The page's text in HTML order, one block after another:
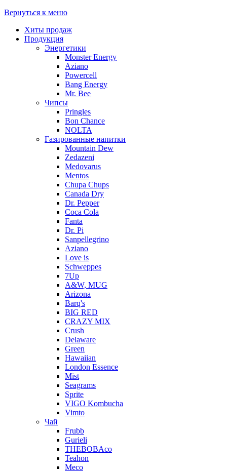
Вернуться к меню
Хиты продаж
Продукция
Энергетики
Monster Energy
Aziano
Powercell
Bang Energy
Mr. Bee
Чипсы
Pringles
Bon Chance
NOLTA
Газированные напитки
Mountain Dew
Zedazeni
Medovarus
Mentos
Chupa Chups
Canada Dry
Dr. Pepper
Coca Cola
Fanta
Dr. Pi
Sanpellegrino
Aziano
Love is
Schweppes
7Up
A&W, MUG
Arizona
Barq's
BIG RED
CRAZY MIX
Crush
Delaware
Green
Hawaiian
London Essence
Mist
Seagrams
Sprite
VIGO Kombucha
Vimto
Чай
Frubb
Gurieli
THEBOBAco
Teahon
Meco